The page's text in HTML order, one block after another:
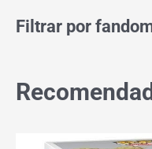
Filtrar por